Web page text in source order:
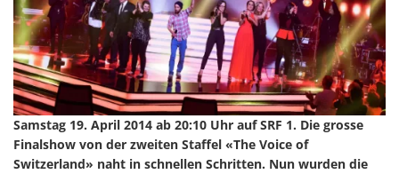
Samstag 19. April 2014 ab 20:10 Uhr auf SRF 1. Die grosse
Finalshow von der zweiten Staffel «The Voice of
Switzerland» naht in schnellen Schritten. Nun wurden die